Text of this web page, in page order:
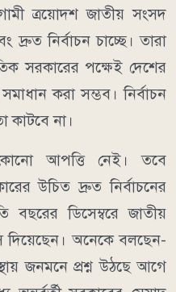
ত্রয়োদশ জাতীয় সংসদ
দ্রুত নির্বাচন চাচ্ছে। তারা
সরকারের পক্ষেই দেশের
করা সম্ভব। নির্বাচন
কাটবে না।
কোনো আপত্তি নেই। তবে
উচিত দ্রুত নির্বাচনের
বছরের ডিসেম্বরে জাতীয়
দিয়েছেন। অনেকে বলছেন-
জনমনে প্রশ্ন উঠছে আগে